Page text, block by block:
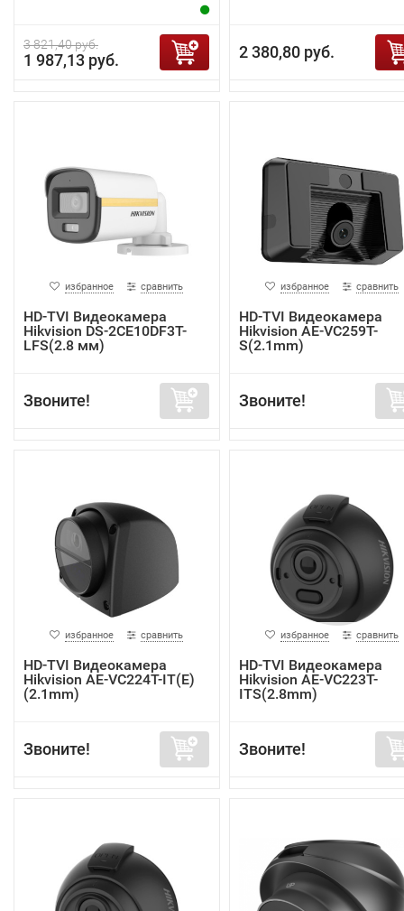
3 821,40 руб.
1 987,13 руб. 2 380,80 руб.
избранное сравнить
HD-TVI Видеокамера
Hikvision DS-2CE10DF3T-
LFS(2.8 мм)
Звоните!
избранное сравнить
HD-TVI Видеокамера
Hikvision AE-VC259T-
S(2.1mm)
Звоните!
избранное сравнить
HD-TVI Видеокамера
Hikvision AE-VC224T-IT(E)
(2.1mm)
Звоните!
избранное сравнить
HD-TVI Видеокамера
Hikvision AE-VC223T-
ITS(2.8mm)
Звоните!